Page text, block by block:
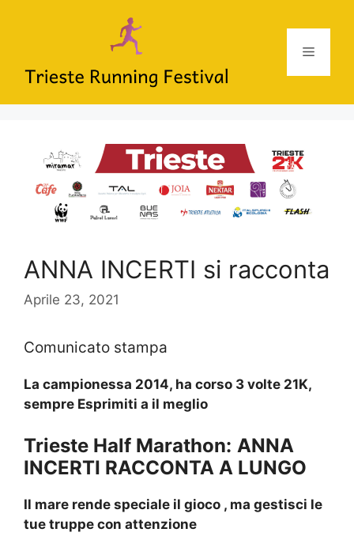
Menu
ANNA INCERTI si racconta
Aprile 23, 2021
Comunicato stampa
La campionessa 2014, ha corso 3 volte 21K,
sempre Esprimiti a il meglio
Trieste Half Marathon: ANNA
INCERTI RACCONTA A LUNGO
Il mare rende speciale il gioco , ma gestisci le
tue truppe con attenzione